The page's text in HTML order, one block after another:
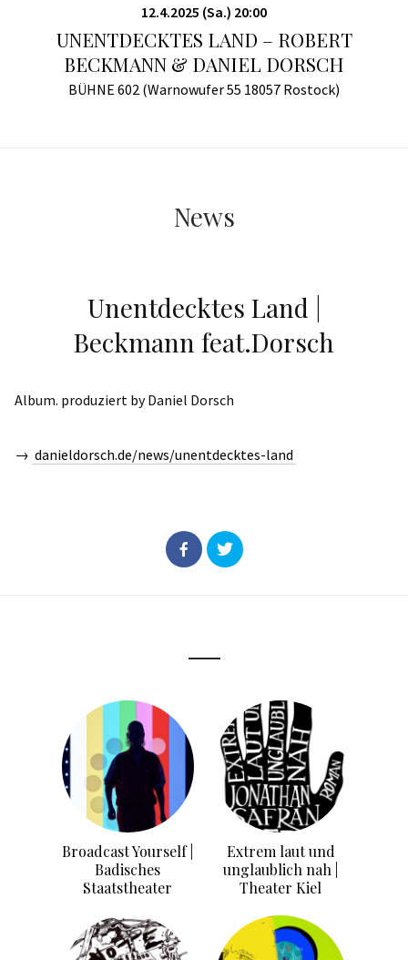
12.4.2025 (Sa.) 20:00
UNENTDECKTES LAND – ROBERT
BECKMANN & DANIEL DORSCH
BÜHNE 602 (Warnowufer 55 18057 Rostock)
News
Unentdecktes Land |
Beckmann feat.Dorsch
Album. produziert by Daniel Dorsch
→ danieldorsch.de/news/unentdecktes-land
Broadcast Yourself |
Badisches
Staatstheater
Extrem laut und
unglaublich nah |
Theater Kiel